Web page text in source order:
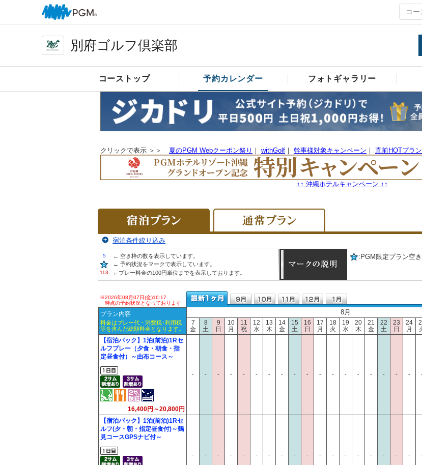
別府ゴルフ倶楽部
コーストップ 予約カレンダー フォトギャラリー
クリックで表示 ＞＞ 夏のPGM Webクーポン祭り ｜ withGolf ｜ 幹事様対象キャンペーン ｜ 直前HOTプラン
↑↑ 沖縄ホテルキャンペーン ↑↑